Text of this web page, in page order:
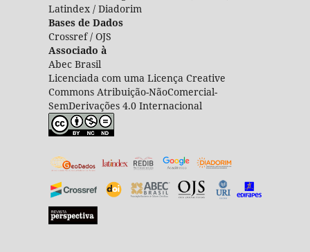
Latindex / Diadorim
Bases de Dados
Crossref / OJS
Associado à
Abec Brasil
Licenciada com uma Licença Creative
Commons Atribuição-NãoComercial-
SemDerivações 4.0 Internacional